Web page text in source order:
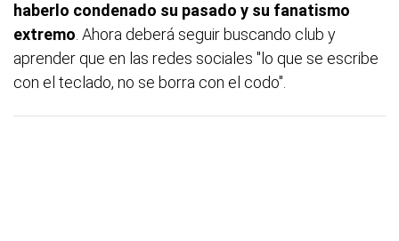
haberlo condenado su pasado y su fanatismo
extremo. Ahora deberá seguir buscando club y
aprender que en las redes sociales "lo que se escribe
con el teclado, no se borra con el codo".